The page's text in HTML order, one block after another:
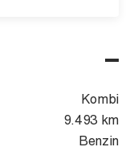
Kombi
9.493 km
Benzin